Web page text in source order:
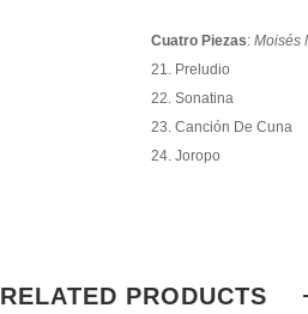
Cuatro Piezas: Moisés
21. Preludio
22. Sonatina
23. Canción De Cuna
24. Joropo
RELATED PRODUCTS